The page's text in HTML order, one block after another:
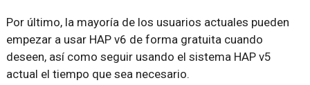
Por último, la mayoría de los usuarios actuales pueden
empezar a usar HAP v6 de forma gratuita cuando
deseen, así como seguir usando el sistema HAP v5
actual el tiempo que sea necesario.